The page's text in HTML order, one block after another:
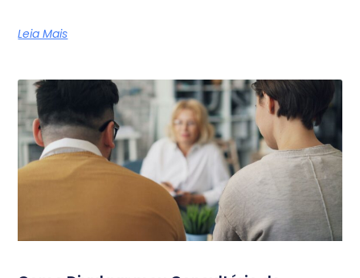
Leia Mais